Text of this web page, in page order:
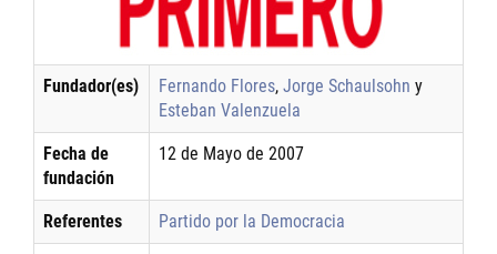
Fundador(es) Fernando Flores, Jorge Schaulsohn y
Esteban Valenzuela
Fecha de
fundación
12 de Mayo de 2007
Referentes Partido por la Democracia